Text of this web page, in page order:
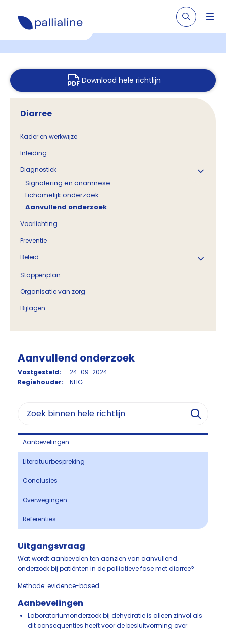
Download hele richtlijn
Diarree
Kader en werkwijze
Inleiding
Diagnostiek
Signalering en anamnese
Lichamelijk onderzoek
Aanvullend onderzoek
Voorlichting
Preventie
Beleid
Stappenplan
Organisatie van zorg
Bijlagen
Aanvullend onderzoek
Vastgesteld:
24-09-2024
Regiehouder:
NHG
Aanbevelingen
Literatuurbespreking
Conclusies
Overwegingen
Referenties
Uitgangsvraag
Wat wordt aanbevolen ten aanzien van aanvullend
onderzoek bij patiënten in de palliatieve fase met diarree?
Methode: evidence-based
Aanbevelingen
Laboratoriumonderzoek bij dehydratie is alleen zinvol als
dit consequenties heeft voor de besluitvorming over